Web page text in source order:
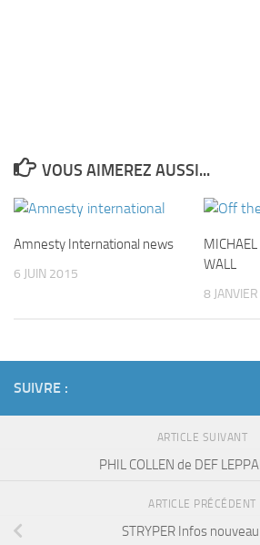
VOUS AIMEREZ AUSSI...
Amnesty International news
6 JUIN 2015
MICHAEL
WALL
8
SUIVRE :
ARTICLE SUIVANT
PHIL COLLEN de DEF
ARTICLE PRÉCÉDENT
STRYPER Infos